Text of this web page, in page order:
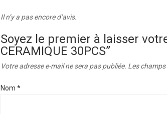
Il n’y a pas encore d’avis.
Soyez le premier à laisser
CERAMIQUE 30PCS”
Votre adresse e-mail ne sera pas publiée. Les
Nom *